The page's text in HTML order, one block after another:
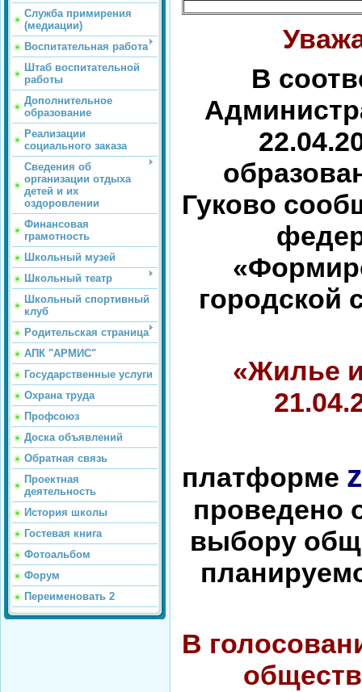
Служба примирения
(медиации)
Воспитательная работа
Штаб воспитательной
работы
Дополнительное
образование
Реализации
социального заказа
Сведения об
организации отдыха
детей и их
оздоровлении
Финансовая
грамотность
Школьный музей
Школьный театр
Школьный спортивный
клуб
Родительская страница
АПК "АРМИС"
Государственные услуги
Охрана труда
Профсоюз
Доска объявлений
Обратная связь
Проектная
деятельность
История школы
Гостевая книга
Фотоальбом
Форум
Переименовать 2
В
Гуково
городской
«Жилье
платформе
проведено
выбору
В